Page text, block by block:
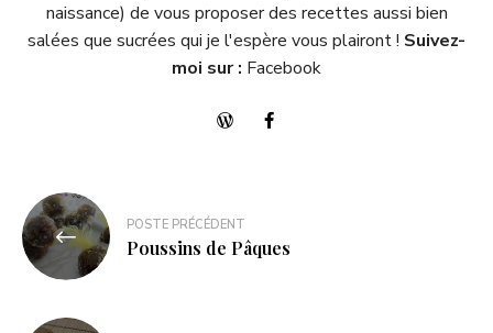
naissance) de vous proposer des recettes aussi bien
salées que sucrées qui je l'espère vous plairont ! Suivez-
moi sur : Facebook
POSTE PRÉCÉDENT
Poussins de Pâques